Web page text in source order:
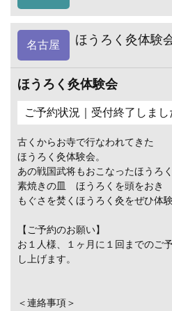
名古屋 ほうろく灸体験
ほうろく灸体験会
ご予約状況｜受付終了しまし
古くからお寺で行なわれてきた
ほうろく灸体験会。
あの戦国武将もおこなったほうろく
素焼きの皿 ほうろくを頭をおき
もぐさを焚くほうろく灸をぜひ体
【ご予約のお願い】
お１人様、１ヶ月に１回までのご
し上げます。
＜連絡事項＞